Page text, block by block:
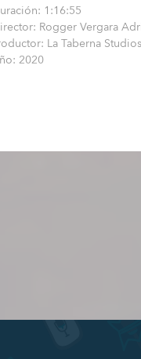
1:16:55
Rogger Vergara
La Taberna Studios
2020